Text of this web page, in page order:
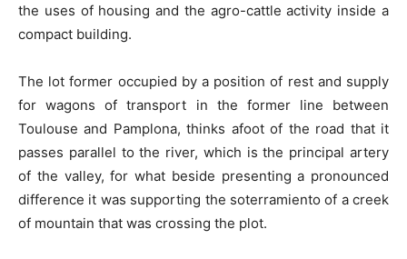
the uses of housing and the agro-cattle activity inside a
compact building.
The lot former occupied by a position of rest and supply
for wagons of transport in the former line between
Toulouse and Pamplona, thinks afoot of the road that it
passes parallel to the river, which is the principal artery
of the valley, for what beside presenting a pronounced
difference it was supporting the soterramiento of a creek
of mountain that was crossing the plot.